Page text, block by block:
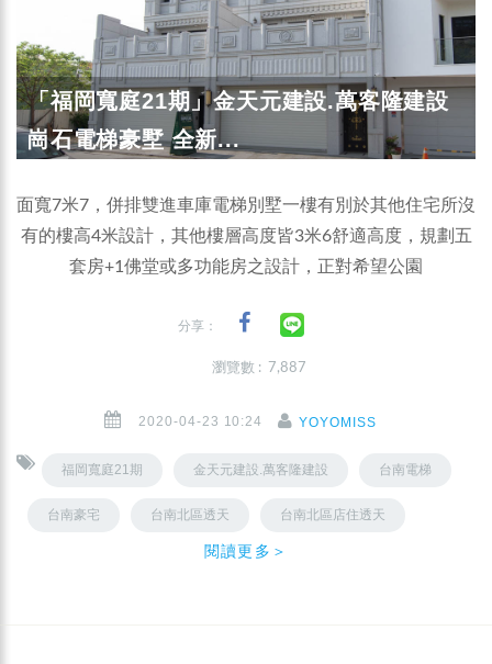
「福岡寬庭21期」金天元建設.萬客隆建設
崗石電梯豪墅 全新...
面寬7米7，併排雙進車庫電梯別墅一樓有別於其他住宅所沒
有的樓高4米設計，其他樓層高度皆3米6舒適高度，規劃五
套房+1佛堂或多功能房之設計，正對希望公園
分享：
瀏覽數 : 7,887
2020-04-23 10:24 YOYOMISS
福岡寬庭21期 金天元建設.萬客隆建設 台南電梯
台南豪宅 台南北區透天 台南北區店住透天
閱讀更多＞